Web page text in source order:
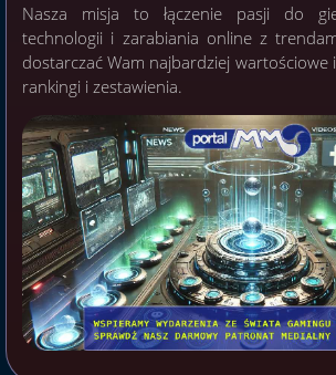
Nasza misja to łączenie pasji do
technologii i zarabiania online z
dostarczać Wam najbardziej wartościowe
rankingi i zestawienia.